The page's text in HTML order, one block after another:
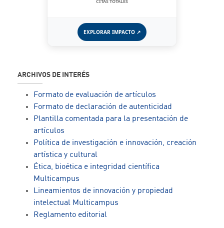
EXPLORAR IMPACTO ↗
ARCHIVOS DE INTERÉS
Formato de evaluación de artículos
Formato de declaración de autenticidad
Plantilla comentada para la presentación de
artículos
Política de investigación e innovación, creación
artística y cultural
Ética, bioética e integridad científica
Multicampus
Lineamientos de innovación y propiedad
intelectual Multicampus
Reglamento editorial